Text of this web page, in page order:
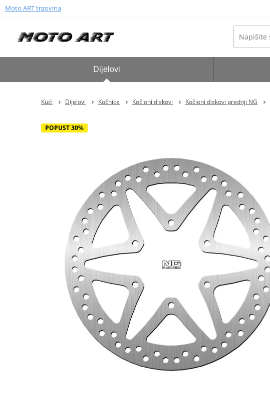
Moto ART trgovina
Dijelovi
Kući Dijelovi Kočnice Kočioni diskovi Kočioni diskovi prednji NG
POPUST 30%